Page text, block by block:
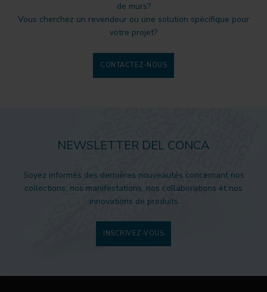
de murs?
Vous cherchez un revendeur ou une solution spécifique pour
votre projet?
CONTACTEZ-NOUS
NEWSLETTER DEL CONCA
Soyez informés des dernières nouveautés concernant nos
collections, nos manifestations, nos collaborations et nos
innovations de produits
INSCRIVEZ-VOUS